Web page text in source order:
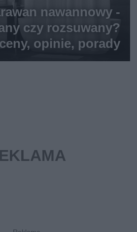
nawannowy -
czy rozsuwany?
opinie, porady